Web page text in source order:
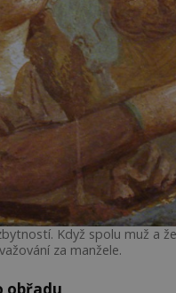
Když spolu muž a
za manžele.
obřadu